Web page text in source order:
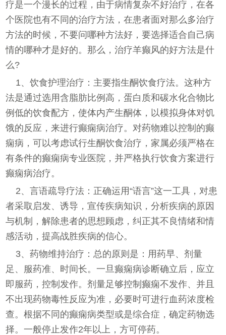
疗是一个漫长的过程，由于病情复杂不好治疗，在各
个医院也有不同的治疗方法，在患者面对那么多治疗
方法的时候，不要问哪种方法好，要选择适合自己病
情的哪种才是好的。那么，治疗羊癫风的好方法是什
么?
1、饮食护理治疗：主要指生酮饮食疗法。这种方
法是通过选用含脂肪比例高，蛋白质和碳水化合物比
例低的饮食配方，使体内产生酮体，以模拟身体对饥
饿的反应，来进行癫痫病治疗。对药物难以控制的癫
痫病，可以考虑试行生酮饮食治疗，家属必须严格在
有条件的癫痫病专业医院，并严格执行饮食方案进行
癫痫病治疗。
2、言语疏导疗法：正确运用“语言”这一工具，对患
者采取启发、诱导，宣传疾病知识，分析疾病的原因
与机制，解除患者的思想顾虑，纠正其不良情绪和情
感活动，提高战胜疾病的信心。
3、药物维持治疗：总的原则是：用药早、剂量
足、服药准、时间长。一旦癫痫病诊断确立后，应立
即服药，控制发作。剂量足够控制癫痫不发作、并且
不出现药物毒性反应为准，必要时可进行血药浓度检
查。根据不同的癫痫病类型或是综合症，确定药物选
择。一般停止发作2年以上，方可停药。